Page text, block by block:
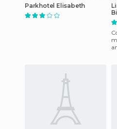
Parkhotel Elisabeth